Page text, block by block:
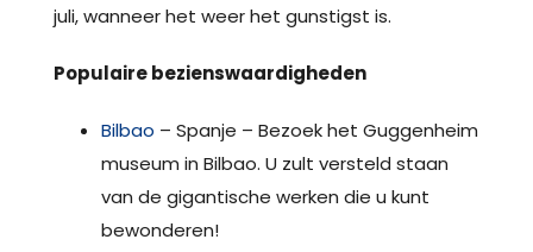
juli, wanneer het weer het gunstigst is.
Populaire bezienswaardigheden
Bilbao – Spanje – Bezoek het Guggenheim
museum in Bilbao. U zult versteld staan
van de gigantische werken die u kunt
bewonderen!